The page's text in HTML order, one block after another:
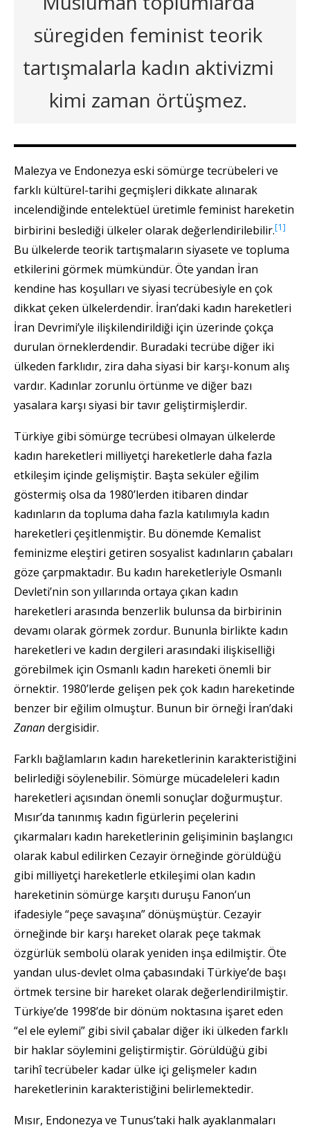
süregiden feminist teorik
tartışmalarla kadın aktivizmi
kimi zaman örtüşmez.
Malezya ve Endonezya eski sömürge tecrübeleri ve
farklı kültürel-tarihi geçmişleri dikkate alınarak
incelendiğinde entelektüel üretimle feminist hareketin
birbirini beslediği ülkeler olarak değerlendirilebilir.[1]
Bu ülkelerde teorik tartışmaların siyasete ve topluma
etkilerini görmek mümkündür. Öte yandan İran
kendine has koşulları ve siyasi tecrübesiyle en çok
dikkat çeken ülkelerdendir. İran’daki kadın hareketleri
İran Devrimi’yle ilişkilendirildiği için üzerinde çokça
durulan örneklerdendir. Buradaki tecrübe diğer iki
ülkeden farklıdır, zira daha siyasi bir karşı-konum alış
vardır. Kadınlar zorunlu örtünme ve diğer bazı
yasalara karşı siyasi bir tavır geliştirmişlerdir.
Türkiye gibi sömürge tecrübesi olmayan ülkelerde
kadın hareketleri milliyetçi hareketlerle daha fazla
etkileşim içinde gelişmiştir. Başta seküler eğilim
göstermiş olsa da 1980’lerden itibaren dindar
kadınların da topluma daha fazla katılımıyla kadın
hareketleri çeşitlenmiştir. Bu dönemde Kemalist
feminizme eleştiri getiren sosyalist kadınların çabaları
göze çarpmaktadır. Bu kadın hareketleriyle Osmanlı
Devleti’nin son yıllarında ortaya çıkan kadın
hareketleri arasında benzerlik bulunsa da birbirinin
devamı olarak görmek zordur. Bununla birlikte kadın
hareketleri ve kadın dergileri arasındaki ilişkiselliği
görebilmek için Osmanlı kadın hareketi önemli bir
örnektir. 1980’lerde gelişen pek çok kadın hareketinde
benzer bir eğilim olmuştur. Bunun bir örneği İran’daki
Zanandergisidir.
Farklı bağlamların kadın hareketlerinin karakteristiğini
belirlediği söylenebilir. Sömürge mücadeleleri kadın
hareketleri açısından önemli sonuçlar doğurmuştur.
Mısır’da tanınmış kadın figürlerin peçelerini
çıkarmaları kadın hareketlerinin gelişiminin başlangıcı
olarak kabul edilirken Cezayir örneğinde görüldüğü
gibi milliyetçi hareketlerle etkileşimi olan kadın
hareketinin sömürge karşıtı duruşu Fanon’un
ifadesiyle “peçe savaşına” dönüşmüştür. Cezayir
örneğinde bir karşı hareket olarak peçe takmak
özgürlük sembolü olarak yeniden inşa edilmiştir. Öte
yandan ulus-devlet olma çabasındaki Türkiye’de başı
örtmek tersine bir hareket olarak değerlendirilmiştir.
Türkiye’de 1998’de bir dönüm noktasına işaret eden
“el ele eylemi” gibi sivil çabalar diğer iki ülkeden farklı
bir haklar söylemini geliştirmiştir. Görüldüğü gibi
tarihî tecrübeler kadar ülke içi gelişmeler kadın
hareketlerinin karakteristiğini belirlemektedir.
Mısır, Endonezya ve Tunus’taki halk ayaklanmaları